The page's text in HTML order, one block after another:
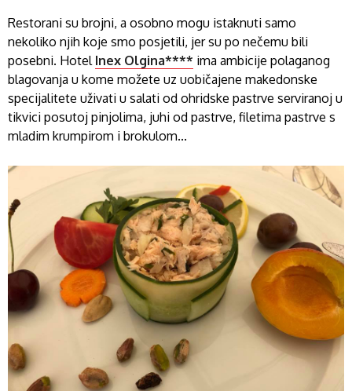
Restorani su brojni, a osobno mogu istaknuti samo
nekoliko njih koje smo posjetili, jer su po nečemu bili
posebni. Hotel Inex Olgina**** ima ambicije polaganog
blagovanja u kome možete uz uobičajene makedonske
specijalitete uživati u salati od ohridske pastrve serviranoj u
tikvici posutoj pinjolima, juhi od pastrve, filetima pastrve s
mladim krumpirom i brokulom...